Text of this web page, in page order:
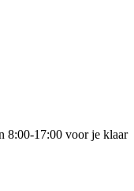
8:00-17:00 voor je klaar